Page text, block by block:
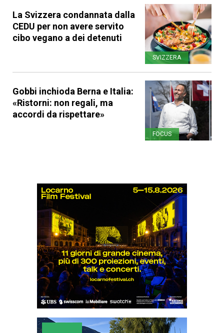
La Svizzera condannata dalla
CEDU per non avere servito
cibo vegano a dei detenuti
SVIZZERA
Gobbi inchioda Berna e Italia:
«Ristorni: non regali, ma
accordi da rispettare»
FOCUS